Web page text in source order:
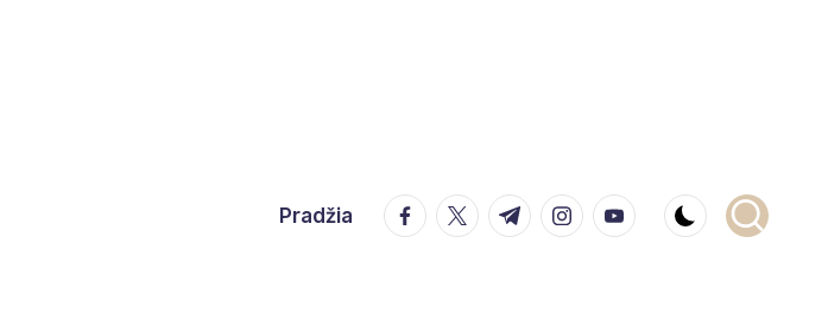
Pradžia facebook.com
twitter.com
t.me instagram.com
youtube.com